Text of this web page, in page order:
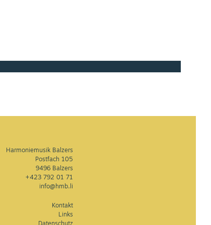
Harmoniemusik Balzers
Postfach 105
9496 Balzers
+423 792 01 71
info@hmb.li
Kontakt
Links